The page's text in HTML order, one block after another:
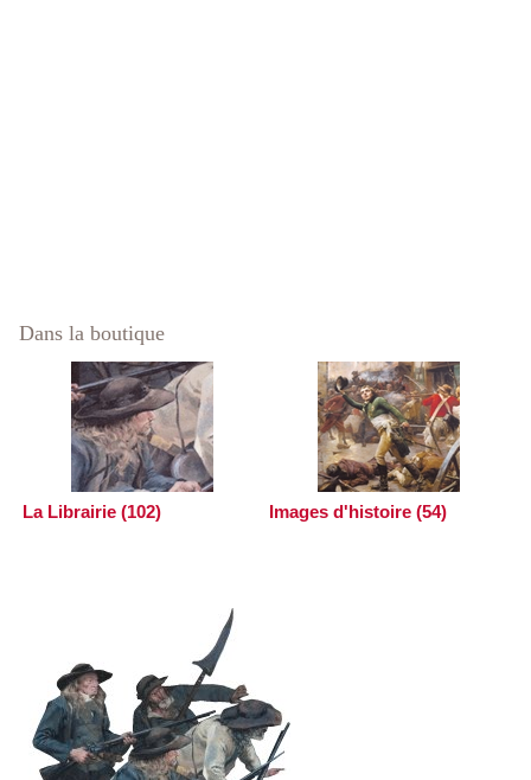
Dans la boutique
La Librairie (102) Images d'histoire (54)